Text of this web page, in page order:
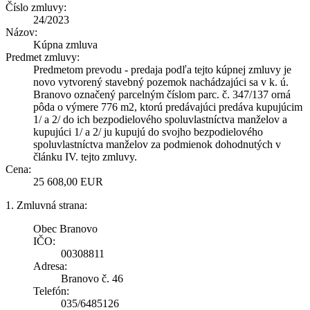
Číslo zmluvy:
24/2023
Názov:
Kúpna zmluva
Predmet zmluvy:
Predmetom prevodu - predaja podľa tejto kúpnej zmluvy je
novo vytvorený stavebný pozemok nachádzajúci sa v k. ú.
Branovo označený parcelným číslom parc. č. 347/137 orná
pôda o výmere 776 m2, ktorú predávajúci predáva kupujúcim
1/ a 2/ do ich bezpodielového spoluvlastníctva manželov a
kupujúci 1/ a 2/ ju kupujú do svojho bezpodielového
spoluvlastníctva manželov za podmienok dohodnutých v
článku IV. tejto zmluvy.
Cena:
25 608,00 EUR
1. Zmluvná strana:
Obec Branovo
IČO:
00308811
Adresa:
Branovo č. 46
Telefón:
035/6485126